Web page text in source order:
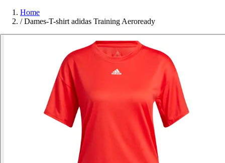
Home
/ Dames-T-shirt adidas Training Aeroready